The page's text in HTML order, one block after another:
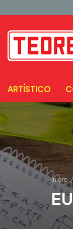
ARTÍSTICO
inicio /